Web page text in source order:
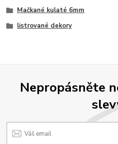
Mačkané kulaté 6mm
listrované dekory
Nepropásněte